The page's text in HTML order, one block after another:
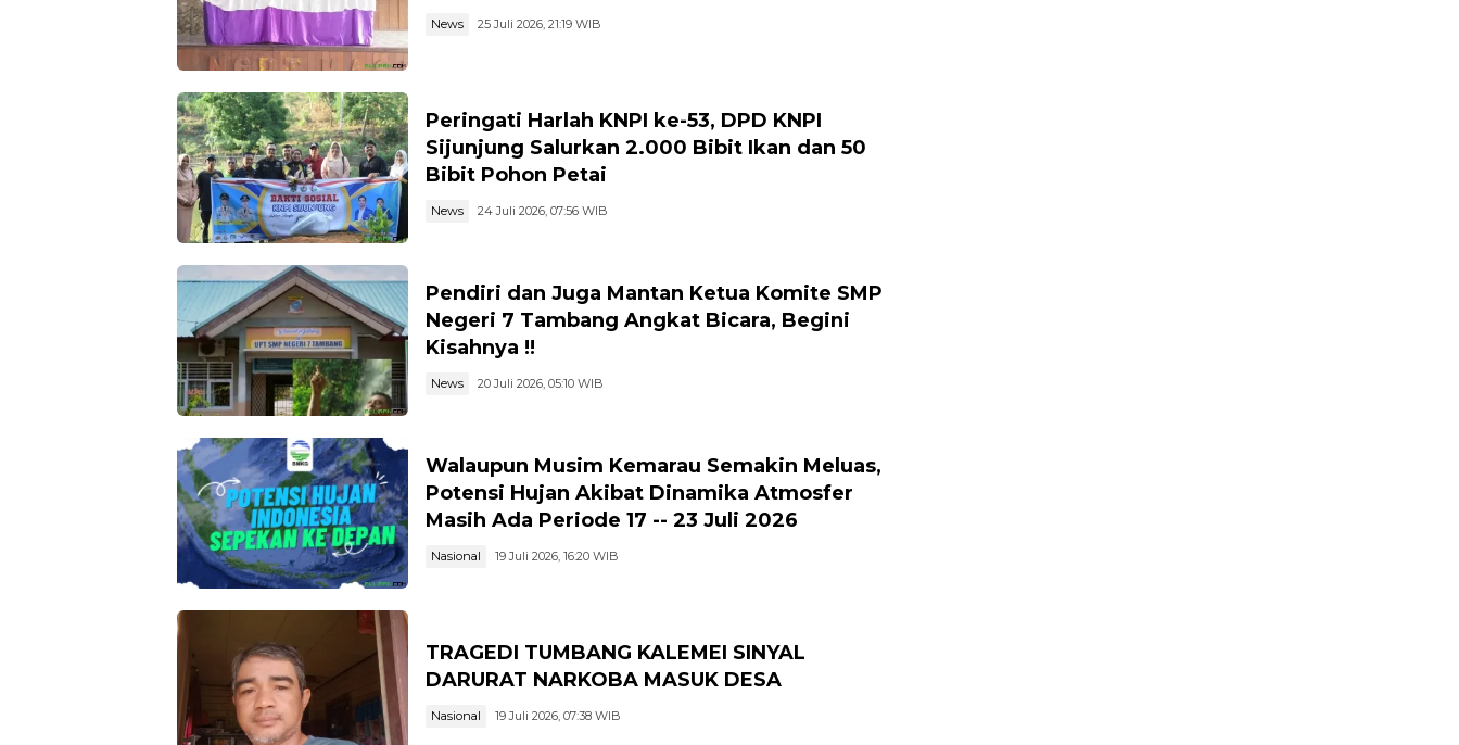
News 25 Juli 2026, 21:19 WIB
Peringati Harlah KNPI ke-53, DPD KNPI
Sijunjung Salurkan 2.000 Bibit Ikan dan 50
Bibit Pohon Petai
News 24 Juli 2026, 07:56 WIB
Pendiri dan Juga Mantan Ketua Komite SMP
Negeri 7 Tambang Angkat Bicara, Begini
Kisahnya !!
News 20 Juli 2026, 05:10 WIB
Walaupun Musim Kemarau Semakin Meluas,
Potensi Hujan Akibat Dinamika Atmosfer
Masih Ada Periode 17 -- 23 Juli 2026
Nasional 19 Juli 2026, 16:20 WIB
TRAGEDI TUMBANG KALEMEI SINYAL
DARURAT NARKOBA MASUK DESA
Nasional 19 Juli 2026, 07:38 WIB